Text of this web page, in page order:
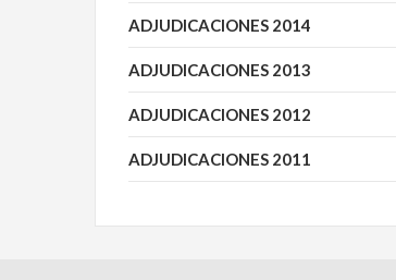
ADJUDICACIONES 2014
ADJUDICACIONES 2013
ADJUDICACIONES 2012
ADJUDICACIONES 2011